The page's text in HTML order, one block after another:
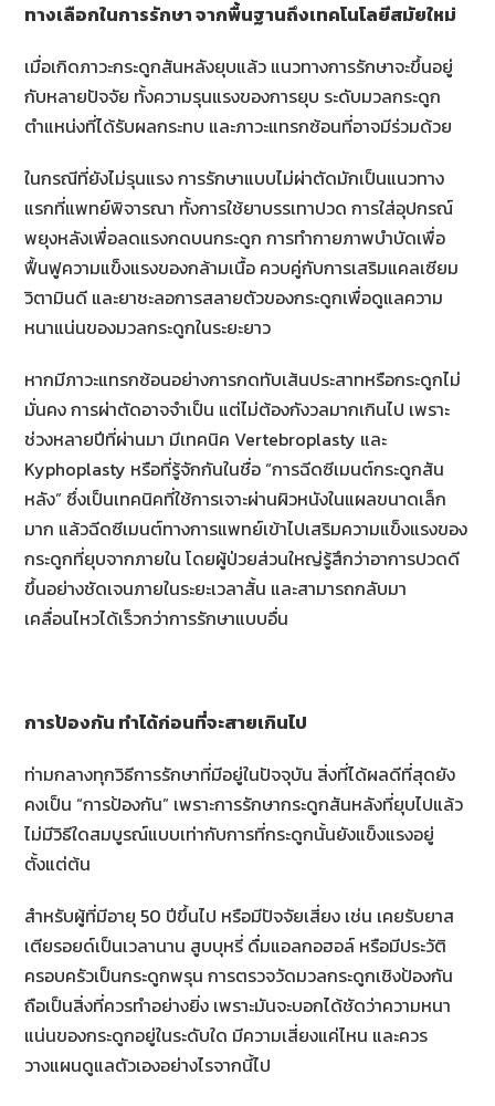
ทางเลือกในการรักษา จากพื้นฐานถึงเทคโนโลยีสมัยใหม่
เมื่อเกิดภาวะกระดูกสันหลังยุบแล้ว แนวทางการรักษาจะขึ้นอยู่
กับหลายปัจจัย ทั้งความรุนแรงของการยุบ ระดับมวลกระดูก
ตำแหน่งที่ได้รับผลกระทบ และภาวะแทรกซ้อนที่อาจมีร่วมด้วย
ในกรณีที่ยังไม่รุนแรง การรักษาแบบไม่ผ่าตัดมักเป็นแนวทาง
แรกที่แพทย์พิจารณา ทั้งการใช้ยาบรรเทาปวด การใส่อุปกรณ์
พยุงหลังเพื่อลดแรงกดบนกระดูก การทำกายภาพบำบัดเพื่อ
ฟื้นฟูความแข็งแรงของกล้ามเนื้อ ควบคู่กับการเสริมแคลเซียม
วิตามินดี และยาชะลอการสลายตัวของกระดูกเพื่อดูแลความ
หนาแน่นของมวลกระดูกในระยะยาว
หากมีภาวะแทรกซ้อนอย่างการกดทับเส้นประสาทหรือกระดูกไม่
มั่นคง การผ่าตัดอาจจำเป็น แต่ไม่ต้องกังวลมากเกินไป เพราะ
ช่วงหลายปีที่ผ่านมา มีเทคนิค Vertebroplasty และ
Kyphoplasty หรือที่รู้จักกันในชื่อ “การฉีดซีเมนต์กระดูกสัน
หลัง” ซึ่งเป็นเทคนิคที่ใช้การเจาะผ่านผิวหนังในแผลขนาดเล็ก
มาก แล้วฉีดซีเมนต์ทางการแพทย์เข้าไปเสริมความแข็งแรงของ
กระดูกที่ยุบจากภายใน โดยผู้ป่วยส่วนใหญ่รู้สึกว่าอาการปวดดี
ขึ้นอย่างชัดเจนภายในระยะเวลาสั้น และสามารถกลับมา
เคลื่อนไหวได้เร็วกว่าการรักษาแบบอื่น
การป้องกัน ทำได้ก่อนที่จะสายเกินไป
ท่ามกลางทุกวิธีการรักษาที่มีอยู่ในปัจจุบัน สิ่งที่ได้ผลดีที่สุดยัง
คงเป็น “การป้องกัน” เพราะการรักษากระดูกสันหลังที่ยุบไปแล้ว
ไม่มีวิธีใดสมบูรณ์แบบเท่ากับการที่กระดูกนั้นยังแข็งแรงอยู่
ตั้งแต่ต้น
สำหรับผู้ที่มีอายุ 50 ปีขึ้นไป หรือมีปัจจัยเสี่ยง เช่น เคยรับยาส
เตียรอยด์เป็นเวลานาน สูบบุหรี่ ดื่มแอลกอฮอล์ หรือมีประวัติ
ครอบครัวเป็นกระดูกพรุน การตรวจวัดมวลกระดูกเชิงป้องกัน
ถือเป็นสิ่งที่ควรทำอย่างยิ่ง เพราะมันจะบอกได้ชัดว่าความหนา
แน่นของกระดูกอยู่ในระดับใด มีความเสี่ยงแค่ไหน และควร
วางแผนดูแลตัวเองอย่างไรจากนี้ไป